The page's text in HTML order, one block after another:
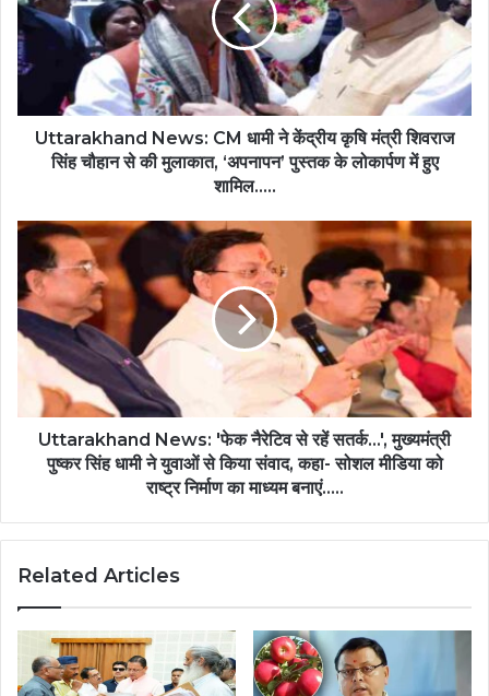
Uttarakhand News: CM धामी ने केंद्रीय कृषि मंत्री शिवराज
सिंह चौहान से की मुलाकात, ‘अपनापन’ पुस्तक के लोकार्पण में हुए
शामिल…..
Uttarakhand News: 'फेक नैरेटिव से रहें सतर्क…', मुख्यमंत्री
पुष्कर सिंह धामी ने युवाओं से किया संवाद, कहा- सोशल मीडिया को
राष्ट्र निर्माण का माध्यम बनाएं…..
Related Articles